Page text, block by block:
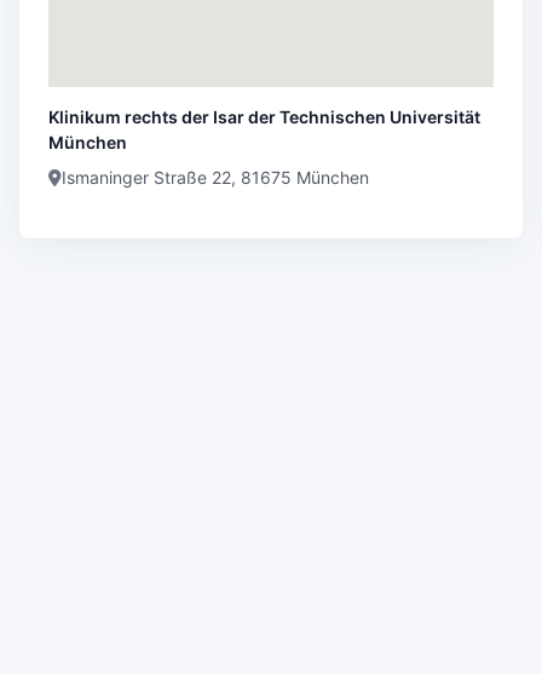
Klinikum rechts der Isar der Technischen Universität
München
Ismaninger Straße 22, 81675 München